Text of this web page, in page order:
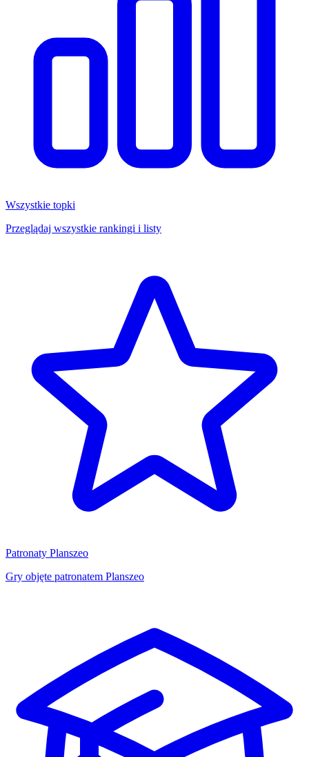
Wszystkie topki
Przeglądaj wszystkie rankingi i listy
Patronaty Planszeo
Gry objęte patronatem Planszeo